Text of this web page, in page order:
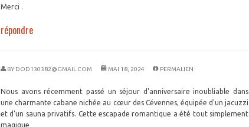
Merci .
répondre
BY DOD130382@GMAIL.COM MAI 18, 2024 PERMALIEN
Nous avons récemment passé un séjour d'anniversaire inoubliable dans
une charmante cabane nichée au cœur des Cévennes, équipée d'un jacuzzi
et d'un sauna privatifs. Cette escapade romantique a été tout simplement
magique